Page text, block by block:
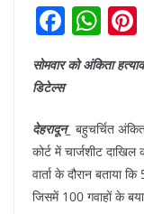
F
a
c
b
o
o
W
h
at
A
p
p
सोमवार को अंकिता
डिटेल्स
देहरादून_ बहुचर्चित
कोर्ट में चार्जशीट
वार्ता के दौरान बताया
जिसमें 100 गवाहों के